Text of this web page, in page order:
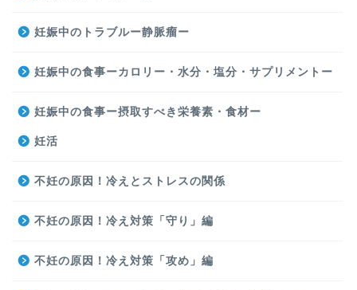
妊娠中のトラブルー静脈瘤ー
妊娠中の食事ーカロリー・水分・塩分・サプリメントー
妊娠中の食事ー摂取すべき栄養素・食材ー
妊活
不妊の原因！冷えとストレスの関係
不妊の原因！冷え対策「守り」編
不妊の原因！冷え対策「攻め」編